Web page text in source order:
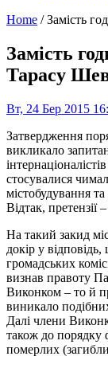
Home / Замість
Замість
Тарасу
Вт, 24 Бер 2015
Затвердження
викликало
стосувалися
містобудування
Відтак,
На такий закид
докір у
громадських
визнав правоту
Виконком – то й
виникало
Далі члени
також до порядку
померлих